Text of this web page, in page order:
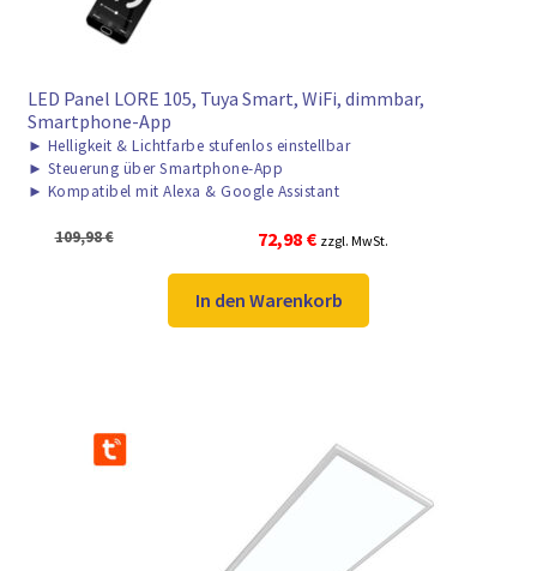
LED Panel LORE 105, Tuya Smart, WiFi, dimmbar,
Smartphone-App
► Helligkeit & Lichtfarbe stufenlos einstellbar
► Steuerung über Smartphone-App
► Kompatibel mit Alexa & Google Assistant
109,98€
Ursprünglicher
Preis
war:
109,98 €
72,98 €Aktueller
Preis
ist:
72,98 €.
zzgl. MwSt.
In den Warenkorb